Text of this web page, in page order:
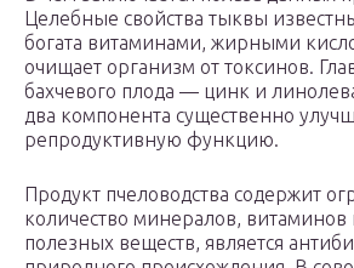
Целебные свойства тыквы
богата витаминами, жирными
очищает организм от токсинов.
бахчевого плода — цинк и
два компонента существенно
репродуктивную функцию.
Продукт пчеловодства содержит
количество минералов,
полезных веществ, является